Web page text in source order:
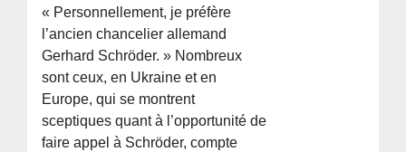
« Personnellement, je préfère
l’ancien chancelier allemand
Gerhard Schröder. » Nombreux
sont ceux, en Ukraine et en
Europe, qui se montrent
sceptiques quant à l’opportunité de
faire appel à Schröder, compte